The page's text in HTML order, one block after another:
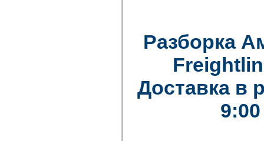
Разборка
Доставка в